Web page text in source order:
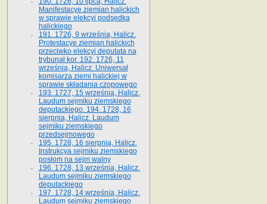
Manifestacye ziemian halickich
w sprawie elekcyi podsędka
halickiego
191. 1726, 9 września, Halicz.
Protestacye ziemian halickich
przeciwko elekcyi deputata na
trybunał kor. 192. 1726, 11
września, Halicz. Uniwersał
komisarza ziemi halickiej w
sprawie składania czopowego
193. 1727, 15 września, Halicz.
Laudum sejmiku ziemskiego
deputackiego. 194. 1728, 16
sierpnia, Halicz. Laudum
sejmiku ziemskiego
przedsejmowego
195. 1728, 16 sierpnia, Halicz.
Instrukcya sejmiku ziemskiego
posłom na sejm walny
196. 1728, 13 września, Halicz.
Laudum sejmiku ziemskiego
deputackiego
197. 1728, 14 września, Halicz.
Laudum sejmiku ziemskiego